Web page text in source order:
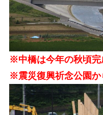
※中橋は今年の秋頃完
※震災復興祈念公園か